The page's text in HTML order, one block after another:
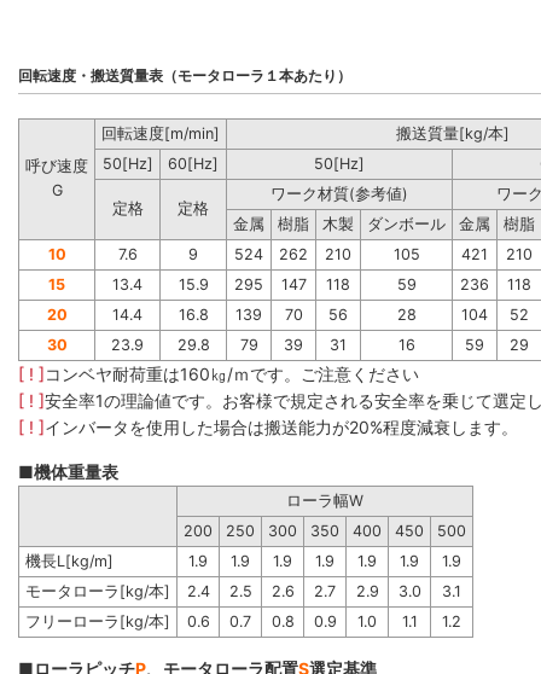
回転速度・搬送質量表（モータローラ１本あたり）
呼び速度
G
回転速度[m/min]
搬送質量[kg/本]
50[Hz]
60[Hz] 50[Hz]
定格 定格
ワーク材質(参考値)
ワー
金属
樹脂 木製 ダンボール 金属
樹脂
10
7.6 9 524 262 210 105 421
210
15
13.4 15.9 295 147 118 59 236
118
20
14.4 16.8 139 70 56 28 104
52
30
23.9 29.8 79 39 31 16 59 29
[ ! ]コンベヤ耐荷重は160㎏/ｍです。ご注意ください
[ ! ]安全率1の理論値です。お客様で規定される安全率を乗じて選定
[ ! ]インバータを使用した場合は搬送能力が20%程度減衰します。
■機体重量表
ローラ幅W
200
250 300 350 400 450
500
機長L[kg/m]
1.9 1.9 1.9 1.9 1.9 1.9
1.9
モータローラ[kg/本]
2.4 2.5 2.6 2.7 2.9 3.0
3.1
フリーローラ[kg/本]
0.6 0.7 0.8 0.9 1.0 1.1 1.2
■ローラピッチP、モータローラ配置S選定基準